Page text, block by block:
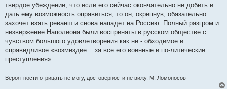
твердое убеждение, что если его сейчас окончательно не добить и
дать ему возможность оправиться, то он, окрепнув, обязательно
захочет взять реванш и снова нападет на Россию. Полный разгром и
низвержение Наполеона были восприняты в русском обществе с
чувством большого удовлетворения как не - обходимое и
справедливое «возмездие... за все его военные и по-литические
преступления» .
Вероятности отрицать не могу, достоверности не вижу. М. Ломоносов